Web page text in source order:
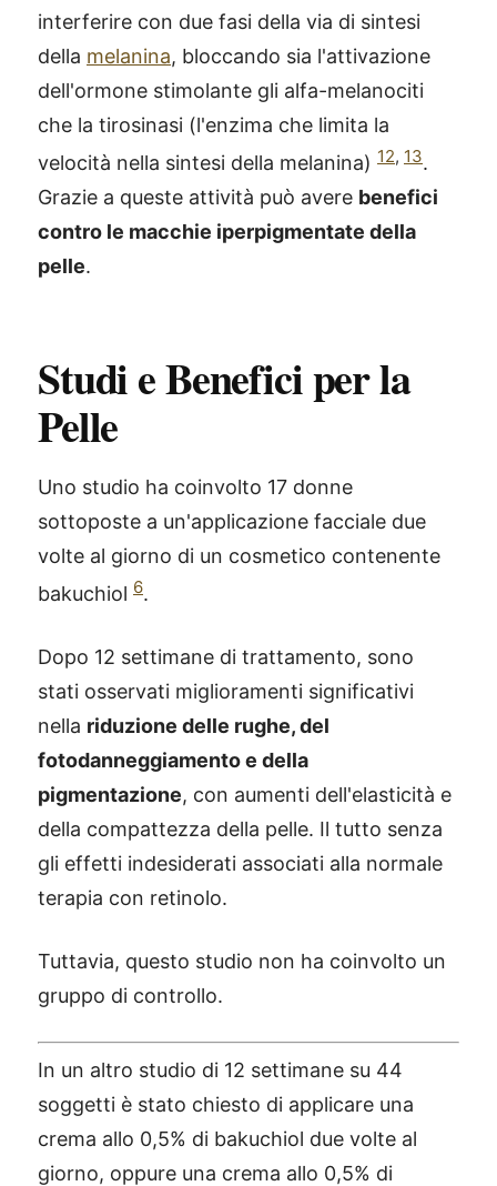
interferire con due fasi della via di sintesi
della melanina, bloccando sia l'attivazione
dell'ormone stimolante gli alfa-melanociti
che la tirosinasi (l'enzima che limita la
velocità nella sintesi della melanina) 12, 13.
Grazie a queste attività può avere benefici
contro le macchie iperpigmentate della
pelle.
Studi e Benefici per la
Pelle
Uno studio ha coinvolto 17 donne
sottoposte a un'applicazione facciale due
volte al giorno di un cosmetico contenente
bakuchiol 6.
Dopo 12 settimane di trattamento, sono
stati osservati miglioramenti significativi
nella riduzione delle rughe, del
fotodanneggiamento e della
pigmentazione, con aumenti dell'elasticità e
della compattezza della pelle. Il tutto senza
gli effetti indesiderati associati alla normale
terapia con retinolo.
Tuttavia, questo studio non ha coinvolto un
gruppo di controllo.
In un altro studio di 12 settimane su 44
soggetti è stato chiesto di applicare una
crema allo 0,5% di bakuchiol due volte al
giorno, oppure una crema allo 0,5% di